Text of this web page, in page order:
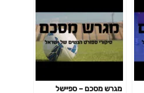
מגרש מסכם – ספיישל